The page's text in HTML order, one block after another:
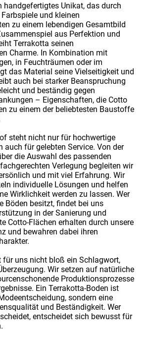
handgefertigtes Unikat, das durch
und kleinen
zu einem lebendigen Gesamtbild
aus Perfektion und
Terrakotta seinen
Charme. In Kombination mit
in Feuchträumen oder im
das Material seine Vielseitigkeit und
auch bei starker Beanspruchung
und beständig gegen
– Eigenschaften, die Cotto
zu einem der beliebtesten Baustoffe
steht nicht nur für hochwertige
auch für gelebten Service. Von der
die Auswahl des passenden
Verlegung begleiten wir
und mit viel Erfahrung. Wir
individuelle Lösungen und helfen
Wirklichkeit werden zu lassen. Wer
Böden besitzt, findet bei uns
in der Sanierung und
Cotto-Flächen erhalten durch unsere
und bewahren dabei ihren
uns nicht bloß ein Schlagwort,
Wir setzen auf natürliche
Produktionsprozesse
Ein Terrakotta-Boden ist
sondern eine
und Beständigkeit. Wer
entscheidet sich bewusst für